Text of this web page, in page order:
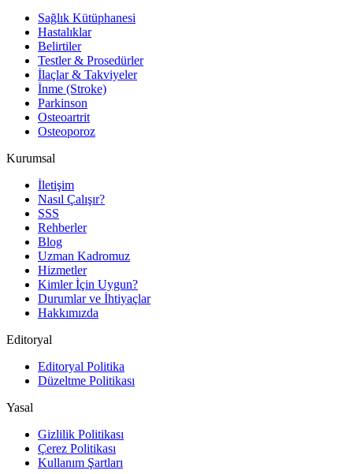
Sağlık Kütüphanesi
Hastalıklar
Belirtiler
Testler & Prosedürler
İlaçlar & Takviyeler
İnme (Stroke)
Parkinson
Osteoartrit
Osteoporoz
Kurumsal
İletişim
Nasıl Çalışır?
SSS
Rehberler
Blog
Uzman Kadromuz
Hizmetler
Kimler İçin Uygun?
Durumlar ve İhtiyaçlar
Hakkımızda
Editoryal
Editoryal Politika
Düzeltme Politikası
Yasal
Gizlilik Politikası
Çerez Politikası
Kullanım Şartları